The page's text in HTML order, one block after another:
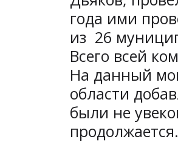
года ими
из 26
Всего всей
На данный
области
были не